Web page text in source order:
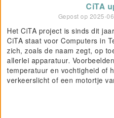
CiTA
Gepost op 2025-
Het CiTA project is sinds dit
CiTA staat voor Computers in
zich, zoals de naam zegt, op
allerlei apparatuur.
temperatuur en vochtigheid of
verkeerslicht of een motortje